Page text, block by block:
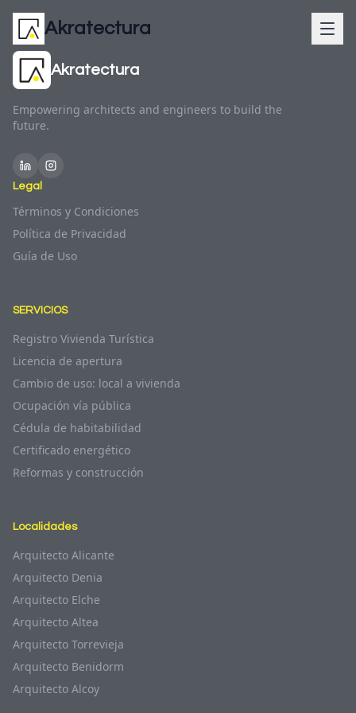
Akratectura
Akratectura
Empowering architects and engineers to build the
future.
Legal
Términos y Condiciones
Política de Privacidad
Guía de Uso
SERVICIOS
Registro Vivienda Turística
Licencia de apertura
Cambio de uso: local a vivienda
Ocupación vía pública
Cédula de habitabilidad
Certificado energético
Reformas y construcción
Localidades
Arquitecto Alicante
Arquitecto Denia
Arquitecto Elche
Arquitecto Altea
Arquitecto Torrevieja
Arquitecto Benidorm
Arquitecto Alcoy